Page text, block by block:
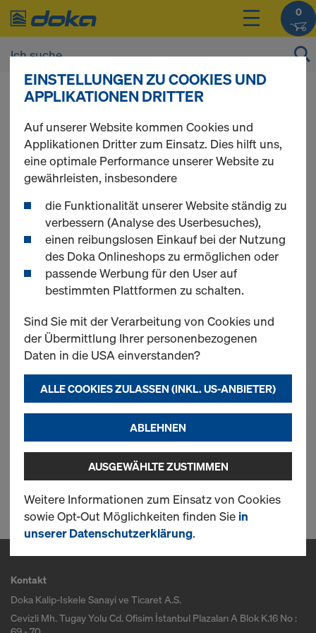
0
Die Produktpreise werden nach dem
Absturzsicherunge
n
1 Produkte gefunden
Meist gesucht
Geländersteher XP
Neu
1 Produkte gefunden
Kontakt
Doka Kalip-Iskele Sanayi ve Ticaret A.S.
Cevizli Mh. Tugay Yolu Cd. Ofisim İstanbul Plazaları A Blok K.16 No :
EINSTELLUNGEN ZU COOKIES UND
APPLIKATIONEN DRITTER
Auf unserer Website kommen Cookies und
Applikationen Dritter zum Einsatz. Dies hilft uns,
eine optimale Performance unserer Website zu
gewährleisten, insbesondere
die Funktionalität unserer Website ständig zu
verbessern (Analyse des Userbesuches),
einen reibungslosen Einkauf bei der Nutzung
des Doka Onlineshops zu ermöglichen oder
passende Werbung für den User auf
bestimmten Plattformen zu schalten.
Sind Sie mit der Verarbeitung von Cookies und
der Übermittlung Ihrer personenbezogenen
Daten in die USA einverstanden?
ALLE COOKIES ZULASSEN (INKL. US-ANBIETER)
ABLEHNEN
AUSGEWÄHLTE ZUSTIMMEN
Weitere Informationen zum Einsatz von Cookies
sowie Opt-Out Möglichkeiten finden Sie in
unserer Datenschutzerklärung.